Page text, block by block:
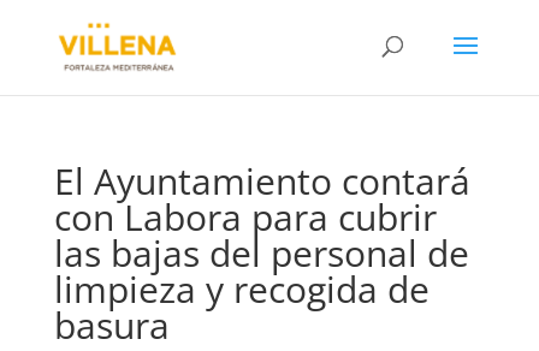
El Ayuntamiento contará
con Labora para cubrir
las bajas del personal de
limpieza y recogida de
basura